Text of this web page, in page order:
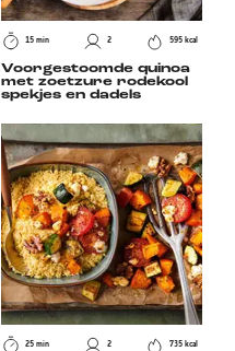
15 min 2 595 kcal
Voorgestoomde quinoa
met zoetzure rodekool
spekjes en dadels
25 min 2 735 kcal